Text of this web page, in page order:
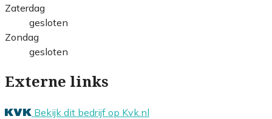
Zaterdag
gesloten
Zondag
gesloten
Externe links
Bekijk dit bedrijf op Kvk.nl